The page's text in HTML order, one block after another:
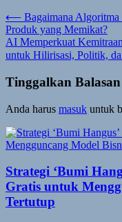
Navigasi
pos
⟵ Bagaimana
Produk yang Memikat?
AI Memperkuat
untuk Hilirisasi, Politik,
Tinggalkan Balasan
Anda harus masuk untuk
Strategi ‘Bumi
Gratis untuk
Tertutup